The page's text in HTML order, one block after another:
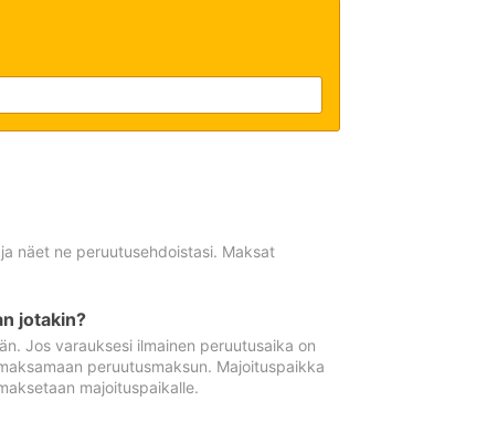
näet ne peruutusehdoistasi. Maksat
jotakin?
Jos varauksesi ilmainen peruutusaika on
peruutusmaksun. Majoituspaikka
majoituspaikalle.